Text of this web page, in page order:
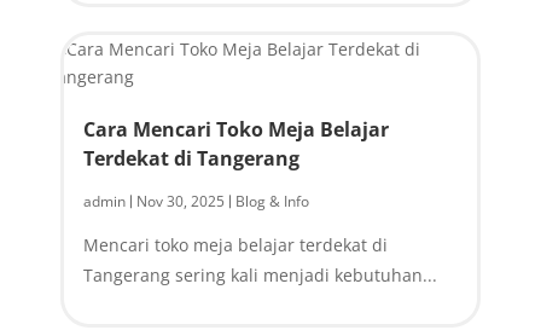
Cara Mencari Toko Meja Belajar
Terdekat di Tangerang
admin | Nov 30, 2025 | Blog & Info
Mencari toko meja belajar terdekat di
Tangerang sering kali menjadi kebutuhan...